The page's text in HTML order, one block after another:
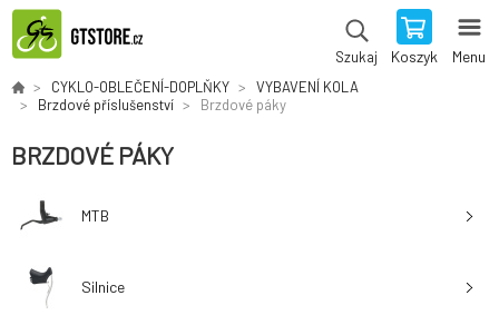
Szukaj Koszyk Menu
CYKLO-OBLEČENÍ-DOPLŇKY
VYBAVENÍ KOLA
Brzdové příslušenství
Brzdové páky
BRZDOVÉ PÁKY
MTB
Silnice